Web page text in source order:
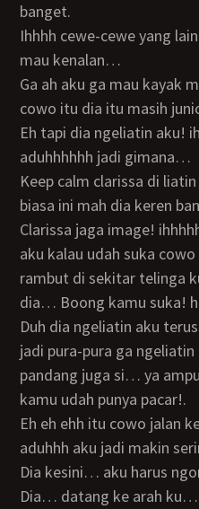
banget.
ihhhh cewe-cewe yang lain pada genit-genit pada
mau kenalan…
ga ah aku ga mau kayak mereka pun sekeren apapun
cowo itu dia itu masih
eh tapi dia ngeliatin aku! ihhhhh dia ngeliatin aku!
aduhhhhhh jadi gimana…
keep calm clarissa di liatin cowo mah biasa! tapi ga
biasa ini mah dia keren
clarissa jaga image! ihhhhh sial kenapa aku jadi gini…
aku kalau udah suka
rambut di sekitar telinga
dia… Boong kamu suka!
duh dia ngeliatin aku teruss! aduhhhh gimana ni aku
jadi pura-pura ga
pandang juga si… ya
kamu udah punya pacar!.
eh eh ehh itu cowo jalan ke arah ku aduhhhh…
aduhhh aku jadi makin
dia kesini… aku harus
dia… datang ke arah ku… dia… ternyata cuma lewat